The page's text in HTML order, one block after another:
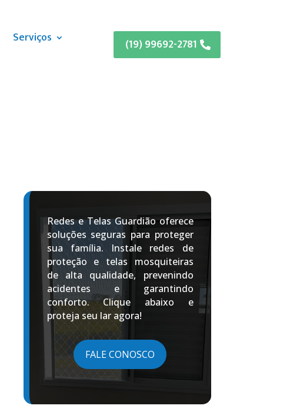
Serviços (19) 99692-2781
Redes e Telas Guardião oferece
soluções seguras para proteger
sua família. Instale redes de
proteção e telas mosquiteiras
de alta qualidade, prevenindo
acidentes e garantindo
conforto. Clique abaixo e
proteja seu lar agora!
FALE CONOSCO